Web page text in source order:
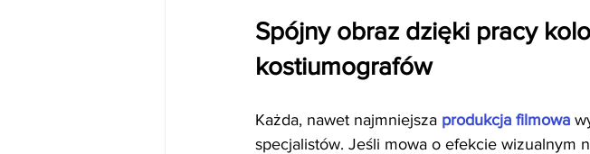
Spójny obraz dzięki pracy
kostiumografów
Każda, nawet najmniejsza produkcja filmowa
specjalistów. Jeśli mowa o efekcie wizualnym